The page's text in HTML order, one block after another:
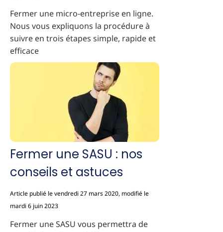
Fermer une micro-entreprise en ligne.
Nous vous expliquons la procédure à
suivre en trois étapes simple, rapide et
efficace
Fermer une SASU : nos
conseils et astuces
Article publié le vendredi 27 mars 2020, modifié le
mardi 6 juin 2023
Fermer une SASU vous permettra de